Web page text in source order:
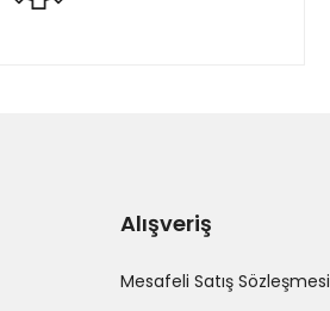
Alışveriş
Mesafeli Satış Sözleşmesi